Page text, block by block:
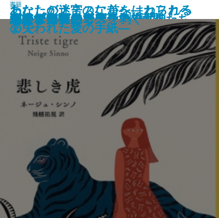
いつか家族に戻るとき
はいつくばって
ローマ物語
ハロー、ベイビー
ジュビリー
死んでいる元カノとの旅
名前のないカフェ
ライプニッツの輝ける7日間
わたしたちの不完全な人生へ
ジートコヴァーの最後の女神たち
書籍
悲しき虎
遺された者たちへ
わたしがナチスに首をはねられる
まで
翻訳する私
モナ・リザのニスを剥ぐ
わたしの人生
ピアノを尋ねて
スイマーズ
ハルビン
あなたの迷宮のなかへ―カフカへ
の失われた愛の手紙―